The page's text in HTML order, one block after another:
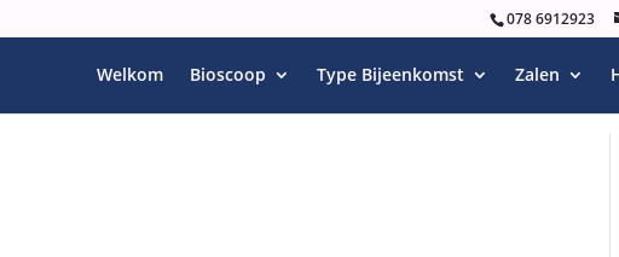
078 6912923
Welkom Bioscoop Type Bijeenkomst Zalen